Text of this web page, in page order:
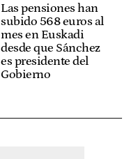
Las pensiones han
subido 568 euros al
mes en Euskadi
desde que Sánchez
es presidente del
Gobierno